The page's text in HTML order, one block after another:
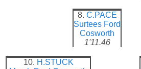
8. C.PACE
Surtees Ford
Cosworth
1'11.46
10. H.STUCK